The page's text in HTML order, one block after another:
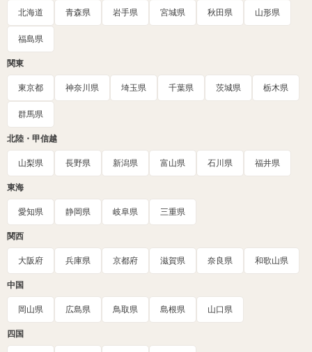
北海道 青森県 岩手県 宮城県 秋田県 山形県
福島県
関東
東京都 神奈川県 埼玉県 千葉県 茨城県 栃木県
群馬県
北陸・甲信越
山梨県 長野県 新潟県 富山県 石川県 福井県
東海
愛知県 静岡県 岐阜県 三重県
関西
大阪府 兵庫県 京都府 滋賀県 奈良県 和歌山県
中国
岡山県 広島県 鳥取県 島根県 山口県
四国